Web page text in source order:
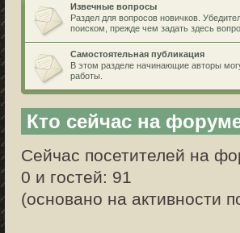
Извечные вопросы
Раздел для вопросов новичков.
поиском, прежде чем задать здесь
Самостоятельная публикация
В этом разделе начинающие авторы
работы.
Кто сейчас на
Сейчас посетителей на
0 и гостей: 91
(основано на активности